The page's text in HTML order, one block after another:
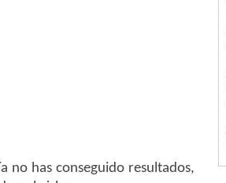
no has conseguido resultados,